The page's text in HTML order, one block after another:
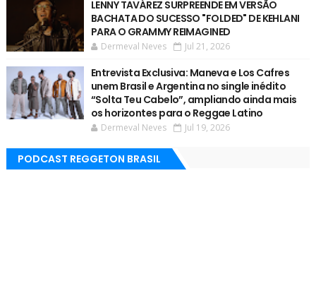
LENNY TAVÁREZ SURPREENDE EM VERSÃO
BACHATA DO SUCESSO "FOLDED" DE KEHLANI
PARA O GRAMMY REIMAGINED
Dermeval Neves Jul 21, 2026
Entrevista Exclusiva: Maneva e Los Cafres
unem Brasil e Argentina no single inédito
“Solta Teu Cabelo”, ampliando ainda mais
os horizontes para o Reggae Latino
Dermeval Neves Jul 19, 2026
PODCAST REGGETON BRASIL